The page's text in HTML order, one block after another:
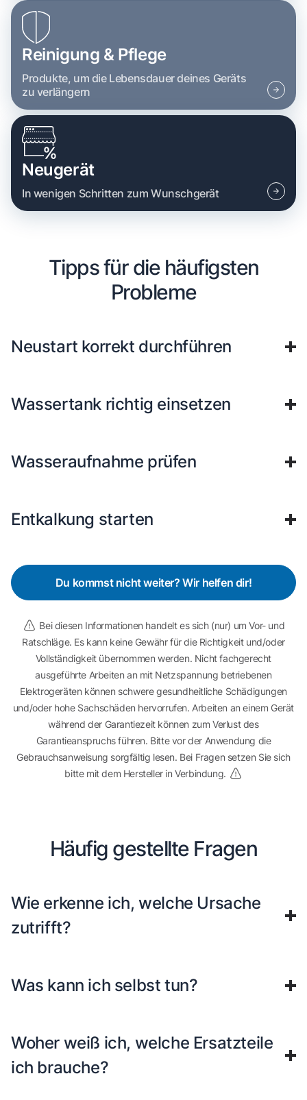
Reinigung & Pflege
Produkte, um die Lebensdauer deines Geräts
zu verlängern
Neugerät
In wenigen Schritten zum Wunschgerät
Tipps für die häufigsten
Probleme
Neustart korrekt durchführen
Wassertank richtig einsetzen
Wasseraufnahme prüfen
Entkalkung starten
Du kommst nicht weiter? Wir helfen dir!
Bei diesen Informationen handelt es sich (nur) um Vor- und
Ratschläge. Es kann keine Gewähr für die Richtigkeit und/oder
Vollständigkeit übernommen werden. Nicht fachgerecht
ausgeführte Arbeiten an mit Netzspannung betriebenen
Elektrogeräten können schwere gesundheitliche Schädigungen
und/oder hohe Sachschäden hervorrufen. Arbeiten an einem Gerät
während der Garantiezeit können zum Verlust des
Garantieanspruchs führen. Bitte vor der Anwendung die
Gebrauchsanweisung sorgfältig lesen. Bei Fragen setzen Sie sich
bitte mit dem Hersteller in Verbindung.
Häufig gestellte Fragen
Wie erkenne ich, welche Ursache
zutrifft?
Was kann ich selbst tun?
Woher weiß ich, welche Ersatzteile
ich brauche?